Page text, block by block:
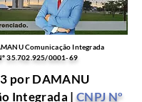
Comunicação Integrada
35.702.925/0001-69
por DAMANU
Integrada | CNPJ Nº